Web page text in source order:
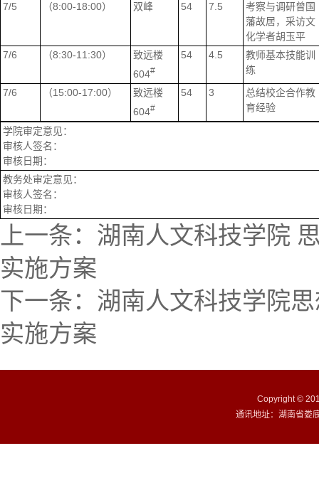
7/5
（8:00-18:00） 双峰 54 7.5
考察与调研曾国
藩故居，采访文
化学者胡玉平
7/6
（8:30-11:30）
致远楼
604#
54 4.5
教师基本技能训
练
7/6
（15:00-17:00）
致远楼
604#
54 3
总结校企合作教
育经验
学院审定意见：
审核人签名：
审核日期：
教务处审定意见：
审核人签名：
审核日期：
上一条： 湖南人文科技学院
实施方案
下一条： 湖南人文科技学院
实施方案
Copyright ©
通讯地址：湖南省娄